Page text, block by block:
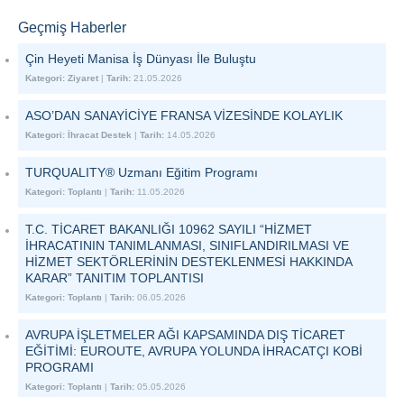
Geçmiş Haberler
Çin Heyeti Manisa İş Dünyası İle Buluştu
Kategori: Ziyaret | Tarih: 21.05.2026
ASO’DAN SANAYİCİYE FRANSA VİZESİNDE KOLAYLIK
Kategori: İhracat Destek | Tarih: 14.05.2026
TURQUALITY® Uzmanı Eğitim Programı
Kategori: Toplantı | Tarih: 11.05.2026
T.C. TİCARET BAKANLIĞI 10962 SAYILI “HİZMET
İHRACATININ TANIMLANMASI, SINIFLANDIRILMASI VE
HİZMET SEKTÖRLERİNİN DESTEKLENMESİ HAKKINDA
KARAR” TANITIM TOPLANTISI
Kategori: Toplantı | Tarih: 06.05.2026
AVRUPA İŞLETMELER AĞI KAPSAMINDA DIŞ TİCARET
EĞİTİMİ: EUROUTE, AVRUPA YOLUNDA İHRACATÇI KOBİ
PROGRAMI
Kategori: Toplantı | Tarih: 05.05.2026